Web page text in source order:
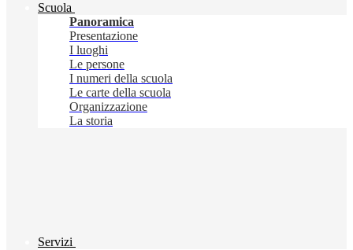
Scuola
Panoramica
Presentazione
I luoghi
Le persone
I numeri della scuola
Le carte della scuola
Organizzazione
La storia
Servizi